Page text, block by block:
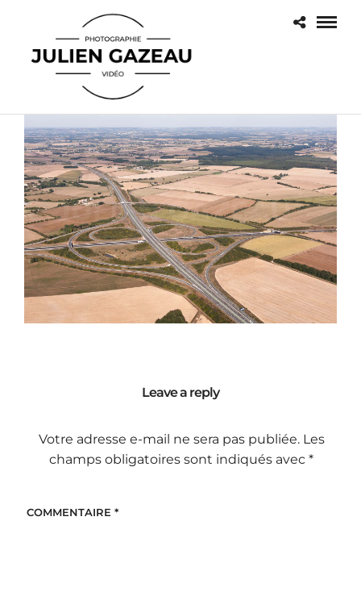
Leave a reply
Votre adresse e-mail ne sera pas publiée. Les
champs obligatoires sont indiqués avec*
COMMENTAIRE *